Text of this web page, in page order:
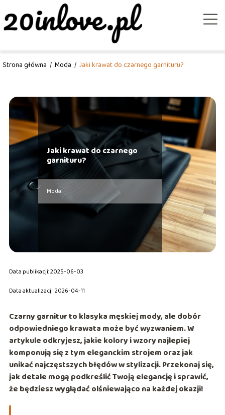
Strona główna / Moda / Jaki krawat do czarnego garnituru?
Jaki krawat do czarnego
garnituru?
Moda
Data publikacji: 2025-06-03
Data aktualizacji: 2026-04-11
Czarny garnitur to klasyka męskiej mody, ale dobór
odpowiedniego krawata może być wyzwaniem. W
artykule odkryjesz, jakie kolory i wzory najlepiej
komponują się z tym eleganckim strojem oraz jak
unikać najczęstszych błędów w stylizacji. Przekonaj się,
jak detale mogą podkreślić Twoją elegancję i sprawić,
że będziesz wyglądać olśniewająco na każdej okazji!